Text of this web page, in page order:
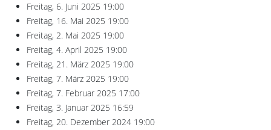
Freitag, 6. Juni 2025 19:00
Freitag, 16. Mai 2025 19:00
Freitag, 2. Mai 2025 19:00
Freitag, 4. April 2025 19:00
Freitag, 21. März 2025 19:00
Freitag, 7. März 2025 19:00
Freitag, 7. Februar 2025 17:00
Freitag, 3. Januar 2025 16:59
Freitag, 20. Dezember 2024 19:00